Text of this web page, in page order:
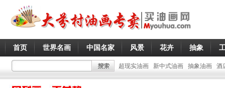
首页 世界名画 中国名家 风景 花卉 抽象
超现实油画 新中式油画 抽象油画 酒